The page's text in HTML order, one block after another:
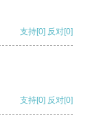
支持[0] 反对[0]
支持[0] 反对[0]